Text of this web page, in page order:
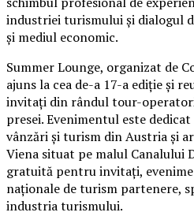
industriei turismului și dialogul
și mediul economic.
Summer Lounge, organizat de
ajuns la cea de-a 17-a ediție și
invitați din rândul tour-
presei. Evenimentul este
vânzări și turism din Austria și
Viena situat pe malul Canalului
gratuită pentru invitați,
naționale de turism partenere,
industria turismului.